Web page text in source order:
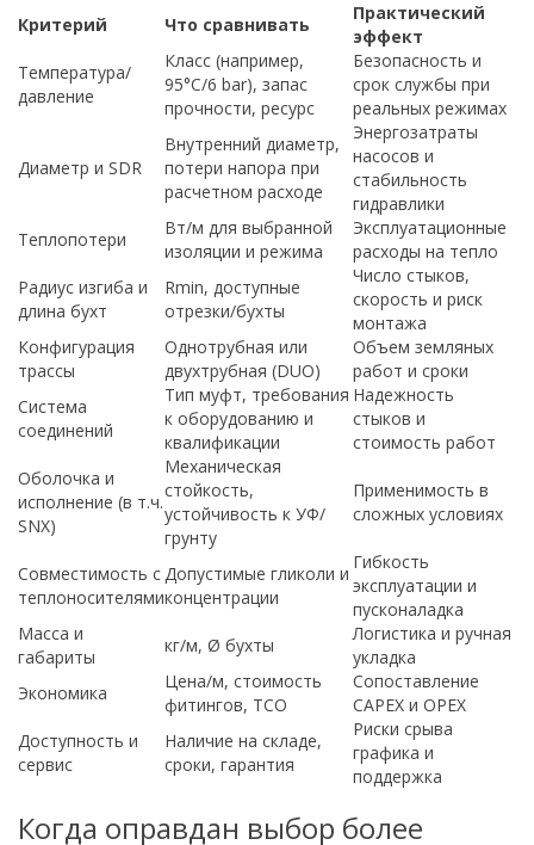
Критерий Что сравнивать
Практический
эффект
Температура/
давление
Класс (например,
95°C/6 bar), запас
прочности, ресурс
Безопасность и
срок службы при
реальных режимах
Диаметр и SDR
Внутренний диаметр,
потери напора при
расчетном расходе
Энергозатраты
насосов и
стабильность
гидравлики
Теплопотери
Вт/м для выбранной
изоляции и режима
Эксплуатационные
расходы на тепло
Радиус изгиба и
длина бухт
Rmin, доступные
отрезки/бухты
Число стыков,
скорость и риск
монтажа
Конфигурация
трассы
Однотрубная или
двухтрубная (DUO)
Объем земляных
работ и сроки
Система
соединений
Тип муфт, требования
к оборудованию и
квалификации
Надежность
стыков и
стоимость работ
Оболочка и
исполнение (в т.ч.
SNX)
Механическая
стойкость,
устойчивость к УФ/
грунту
Применимость в
сложных условиях
Совместимость с
теплоносителями
Допустимые гликоли и
концентрации
Гибкость
эксплуатации и
пусконаладка
Масса и
габариты
кг/м, Ø бухты
Логистика и ручная
укладка
Экономика
Цена/м, стоимость
фитингов, TCO
Сопоставление
CAPEX и OPEX
Доступность и
сервис
Наличие на складе,
сроки, гарантия
Риски срыва
графика и
поддержка
Когда оправдан выбор более